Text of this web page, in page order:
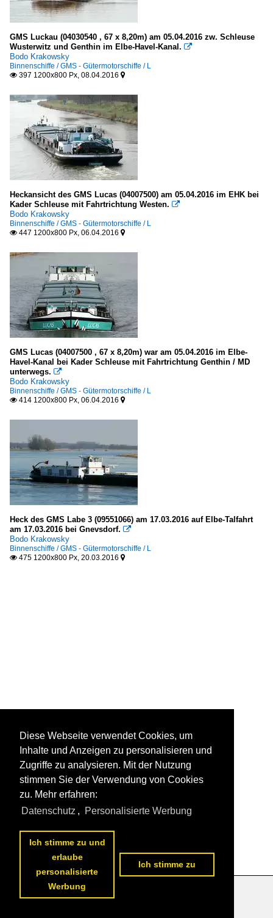
GMS Luckau (04030540 , 67 x 8,20m) am 05.04.2016 zw. Schleuse
Wusterwitz und Genthin im Elbe-Havel-Kanal. 
Bodo Krakowsky
Binnenschiffe / GMS - Gütermotorschiffe / L
 397 1200x800 Px, 08.04.2016 
Heckansicht des GMS Lucas (04007500) am 05.04.2016 im EHK bei
Kader Schleuse mit Fahrtrichtung Westen. 
Bodo Krakowsky
Binnenschiffe / GMS - Gütermotorschiffe / L
 447 1200x800 Px, 06.04.2016 
GMS Lucas (04007500 , 67 x 8,20m) war am 05.04.2016 im Elbe-
Havel-Kanal bei Kader Schleuse mit Fahrtrichtung Genthin / MD
unterwegs. 
Bodo Krakowsky
Binnenschiffe / GMS - Gütermotorschiffe / L
 414 1200x800 Px, 06.04.2016 
Heck des GMS Labe 3 (09551066) am 17.03.2016 auf Elbe-Talfahrt
am 17.03.2016 bei Gnevsdorf. 
Bodo Krakowsky
Binnenschiffe / GMS - Gütermotorschiffe / L
 475 1200x800 Px, 20.03.2016 
Datenschutzerklärung
Diese Webseite verwendet Cookies, um
Inhalte und Anzeigen zu personalisieren und
Zugriffe zu analysieren. Mit der Nutzung
stimmen Sie der Verwendung von Cookies
zu. Mehr erfahren:
Datenschutz , Personalisierte Werbung
Ich stimme zu und
erlaube
personalisierte
Werbung
Ich stimme zu